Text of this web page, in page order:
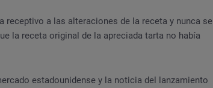
a las alteraciones de la receta y nunca se
la receta original de la apreciada tarta no había
estadounidense y la noticia del lanzamiento